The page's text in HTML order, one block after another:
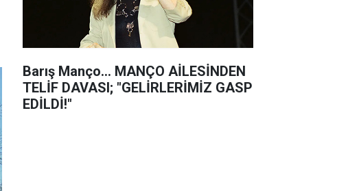
Barış Manço... MANÇO AİLESİNDEN
TELİF DAVASI; "GELİRLERİMİZ GASP
EDİLDİ!"